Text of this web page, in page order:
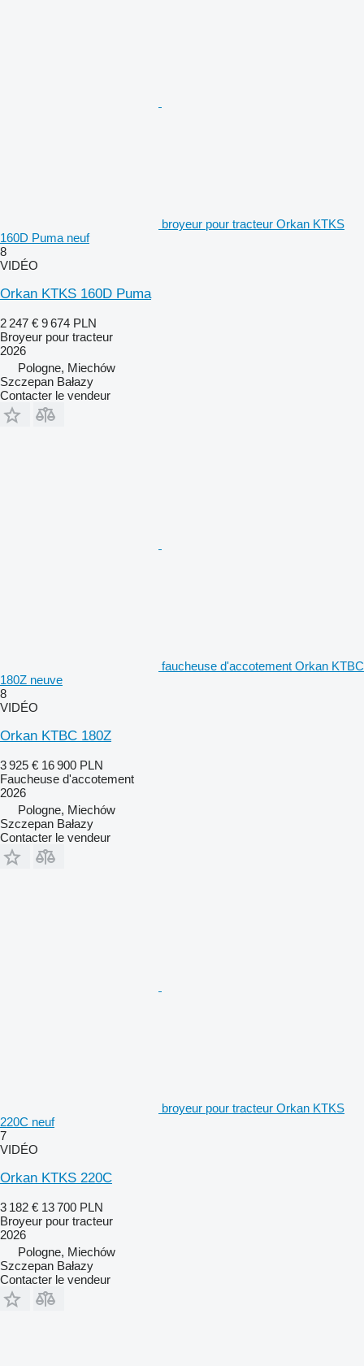
broyeur pour tracteur Orkan KTKS
160D Puma neuf
8
VIDÉO
Orkan KTKS 160D Puma
2 247 € 9 674 PLN
Broyeur pour tracteur
2026
Pologne, Miechów
Szczepan Bałazy
Contacter le vendeur
faucheuse d'accotement Orkan KTBC
180Z neuve
8
VIDÉO
Orkan KTBC 180Z
3 925 € 16 900 PLN
Faucheuse d'accotement
2026
Pologne, Miechów
Szczepan Bałazy
Contacter le vendeur
broyeur pour tracteur Orkan KTKS
220C neuf
7
VIDÉO
Orkan KTKS 220C
3 182 € 13 700 PLN
Broyeur pour tracteur
2026
Pologne, Miechów
Szczepan Bałazy
Contacter le vendeur